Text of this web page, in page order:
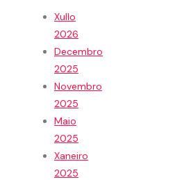
Xullo
2026
Decembro
2025
Novembro
2025
Maio
2025
Xaneiro
2025